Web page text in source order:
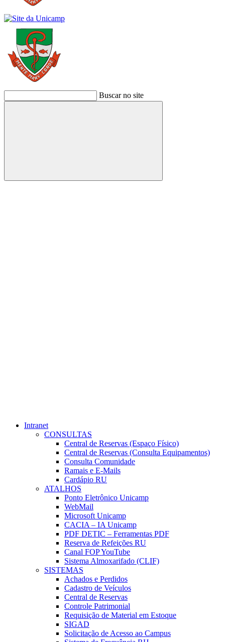
Buscar no site
Buscar
Intranet
CONSULTAS
Central de Reservas (Espaço Físico)
Central de Reservas (Consulta Equipamentos)
Consulta Comunidade
Ramais e E-Mails
Cardápio RU
ATALHOS
Ponto Eletrônico Unicamp
WebMail
Microsoft Unicamp
CACIA – IA Unicamp
PDF DETIC – Ferramentas PDF
Reserva de Refeições RU
Canal FOP YouTube
Sistema Almoxarifado (CLIF)
SISTEMAS
Achados e Perdidos
Cadastro de Veículos
Central de Reservas
Controle Patrimonial
Requisição de Material em Estoque
SIGAD
Solicitação de Acesso ao Campus